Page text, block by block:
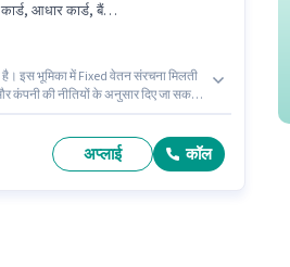
टी/कॉफी सर्विंग
इस भूमिका में Fixed वेतन संरचना मिलती
कंपनी की नीतियों के अनुसार दिए जा सकते
अप्लाई कॉल